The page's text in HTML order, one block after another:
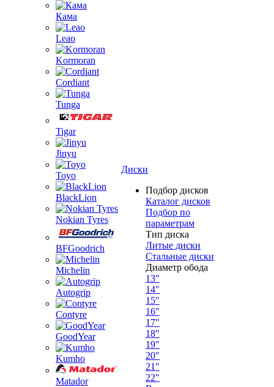
Кама
Leao
Kormoran
Cordiant
Tunga
Tigar
Jinyu
Toyo
BlackLion
Nokian Tyres
BFGoodrich
Michelin
Autogrip
Contyre
GoodYear
Kumho
Matador
Диски
Подбор дисков
Каталог дисков
Подбор по
параметрам
Тип диска
Литые диски
Стальные диски
Диаметр обода
13"
14"
15"
16"
17"
18"
19"
20"
21"
22"